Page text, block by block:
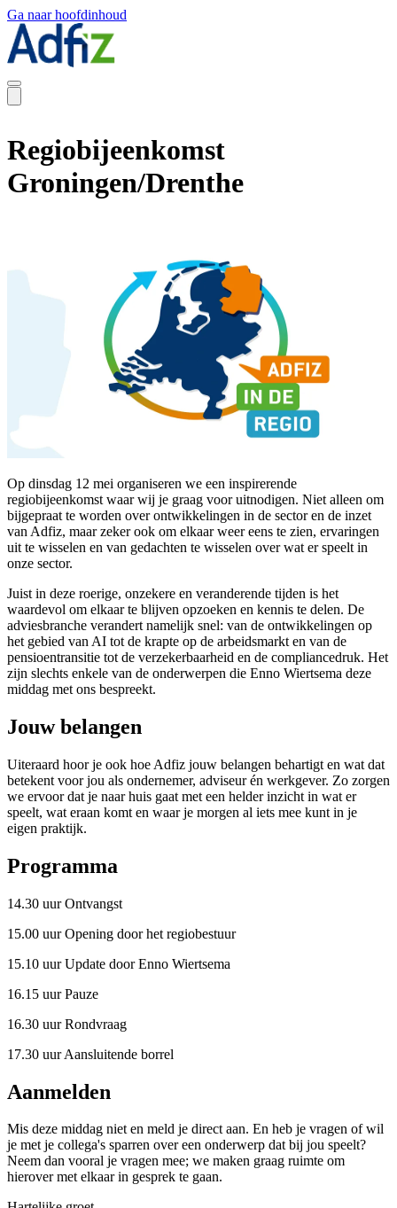
Ga naar hoofdinhoud
Regiobijeenkomst
Groningen/Drenthe
Op dinsdag 12 mei organiseren we een inspirerende
regiobijeenkomst waar wij je graag voor uitnodigen. Niet alleen om
bijgepraat te worden over ontwikkelingen in de sector en de inzet
van Adfiz, maar zeker ook om elkaar weer eens te zien, ervaringen
uit te wisselen en van gedachten te wisselen over wat er speelt in
onze sector.
Juist in deze roerige, onzekere en veranderende tijden is het
waardevol om elkaar te blijven opzoeken en kennis te delen. De
adviesbranche verandert namelijk snel: van de ontwikkelingen op
het gebied van AI tot de krapte op de arbeidsmarkt en van de
pensioentransitie tot de verzekerbaarheid en de compliancedruk. Het
zijn slechts enkele van de onderwerpen die Enno Wiertsema deze
middag met ons bespreekt.
Jouw belangen
Uiteraard hoor je ook hoe Adfiz jouw belangen behartigt en wat dat
betekent voor jou als ondernemer, adviseur én werkgever. Zo zorgen
we ervoor dat je naar huis gaat met een helder inzicht in wat er
speelt, wat eraan komt en waar je morgen al iets mee kunt in je
eigen praktijk.
Programma
14.30 uur Ontvangst
15.00 uur Opening door het regiobestuur
15.10 uur Update door Enno Wiertsema
16.15 uur Pauze
16.30 uur Rondvraag
17.30 uur Aansluitende borrel
Aanmelden
Mis deze middag niet en meld je direct aan. En heb je vragen of wil
je met je collega's sparren over een onderwerp dat bij jou speelt?
Neem dan vooral je vragen mee; we maken graag ruimte om
hierover met elkaar in gesprek te gaan.